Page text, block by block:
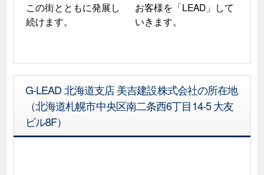
この街とともに発展し
続けます。
お客様を「LEAD」して
いきます。
G-LEAD 北海道支店 美吉建設株式会社の所在地
（北海道札幌市中央区南二条西6丁目14-5 大友
ビル8F）